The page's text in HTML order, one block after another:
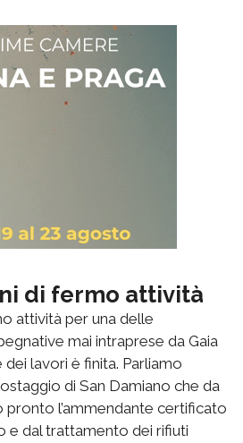
di fermo attività
attività per una delle
mai intraprese da Gaia
lavori è finita. Parliamo
di San Damiano che da
pronto l’ammendante certificato
e dal trattamento dei rifiuti